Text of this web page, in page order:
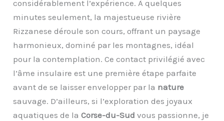
considérablement l’expérience. À quelques
minutes seulement, la majestueuse rivière
Rizzanese déroule son cours, offrant un paysage
harmonieux, dominé par les montagnes, idéal
pour la contemplation. Ce contact privilégié avec
l’âme insulaire est une première étape parfaite
avant de se laisser envelopper par la nature
sauvage. D’ailleurs, si l’exploration des joyaux
aquatiques de laCorse-du-Sud vous passionne, je